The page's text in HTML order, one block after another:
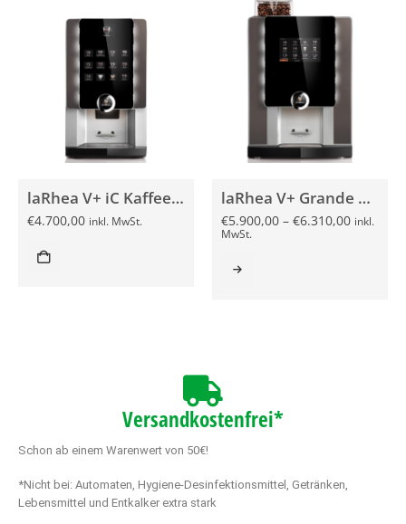
laRhea V+ iC Kaffeevollautomat
€4.700,00 inkl. MwSt.
laRhea V+ Grande Premium VHO Kaffeevollautomat
€5.900,00 – €6.310,00 inkl.
MwSt.
Versandkostenfrei*
Schon ab einem Warenwert von 50€!
*Nicht bei: Automaten, Hygiene-Desinfektionsmittel, Getränken,
Lebensmittel und Entkalker extra stark